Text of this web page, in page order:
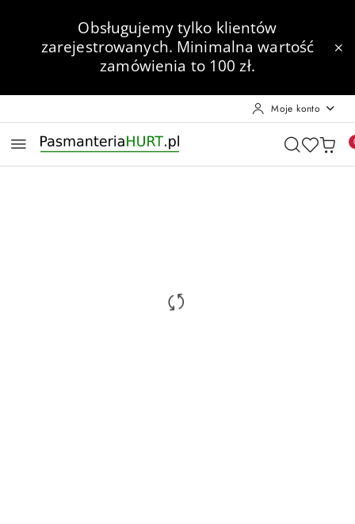
Przejdź do treści głównej
Przejdź do wyszukiwarki
Przejdź do moje konto
Przejdź do menu głównego
Przejdź do opisu produktu
Przejdź do stopki
Obsługujemy tylko klientów
zarejestrowanych. Minimalna wartość
zamówienia to 100 zł.
Moje konto